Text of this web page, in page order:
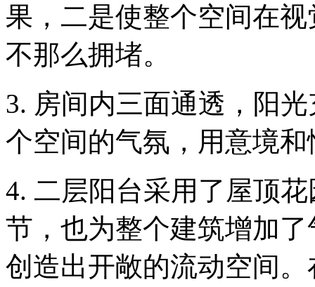
果，二是使整个空间在
不那么拥堵。
3. 房间内三面通透，阳
个空间的气氛，用意境
4. 二层阳台采用了屋顶
节，也为整个建筑增加
创造出开敞的流动空间